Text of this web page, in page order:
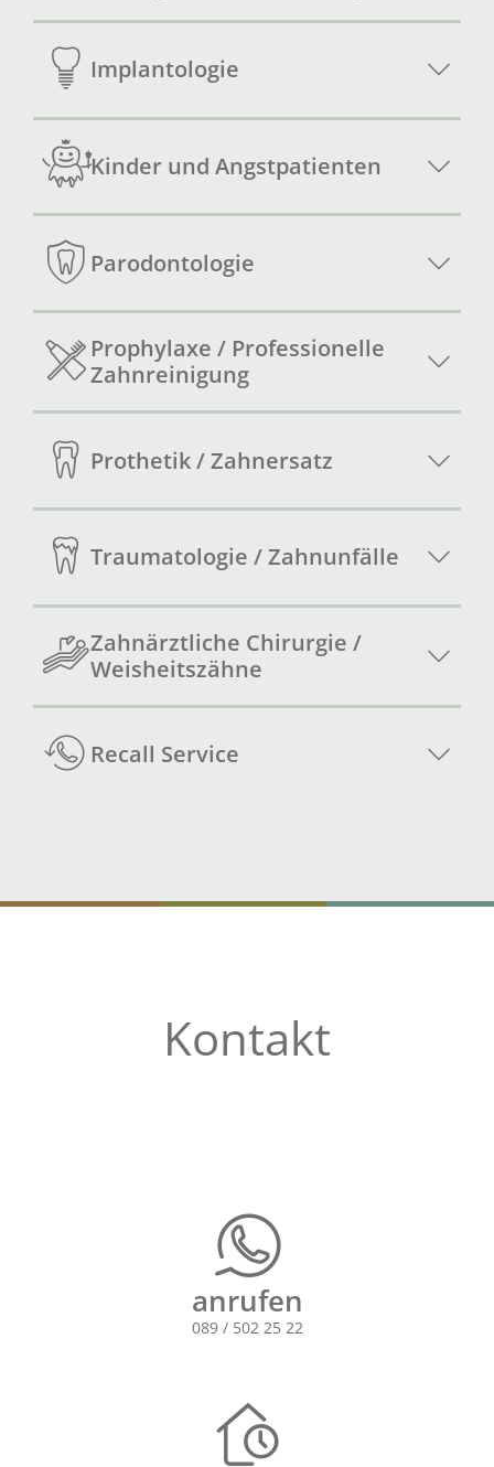
Implantologie
Kinder und Angstpatienten
Parodontologie
Prophylaxe / Professionelle
Zahnreinigung
Prothetik / Zahnersatz
Traumatologie / Zahnunfälle
Zahnärztliche Chirurgie /
Weisheitszähne
Recall Service
Kontakt
anrufen
089 / 502 25 22